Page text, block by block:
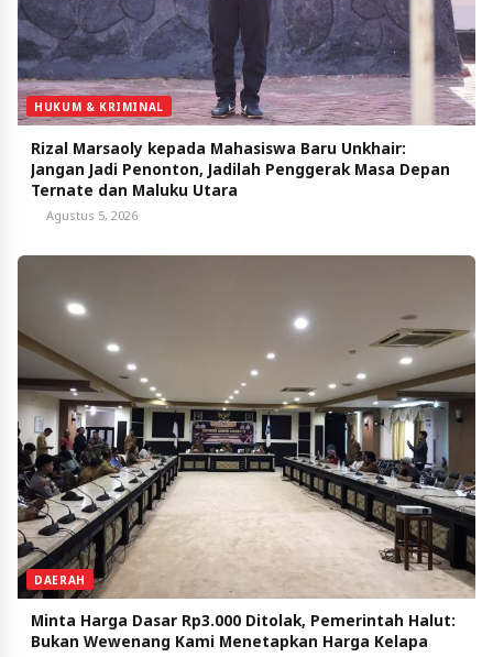
HUKUM & KRIMINAL
Rizal Marsaoly kepada Mahasiswa Baru Unkhair:
Jangan Jadi Penonton, Jadilah Penggerak Masa Depan
Ternate dan Maluku Utara
Agustus 5, 2026
DAERAH
Minta Harga Dasar Rp3.000 Ditolak, Pemerintah Halut:
Bukan Wewenang Kami Menetapkan Harga Kelapa